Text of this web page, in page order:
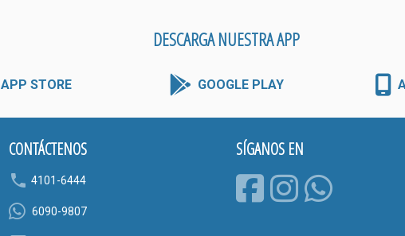
DESCARGA NUESTRA APP
APP STORE GOOGLE PLAY
CONTÁCTENOS
phone 4101-6444
6090-9807
SÍGANOS EN